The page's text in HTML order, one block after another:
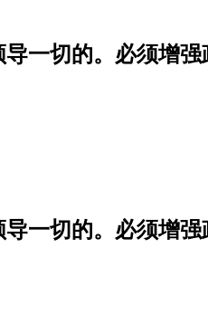
一切的。必须增
一切的。必须增